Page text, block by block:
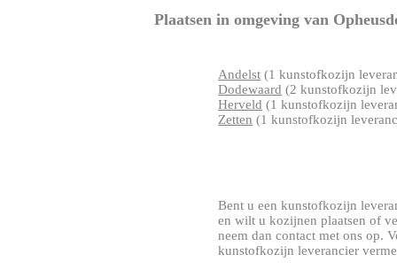
Plaatsen in omgeving van
Andelst (1 kunstofkozijn
Dodewaard (2 kunstofkozijn
Herveld (1 kunstofkozijn
Zetten (1 kunstofkozijn
Bent u een kunstofkozijn
en wilt u kozijnen plaatsen of
neem dan contact met ons op.
kunstofkozijn leverancier